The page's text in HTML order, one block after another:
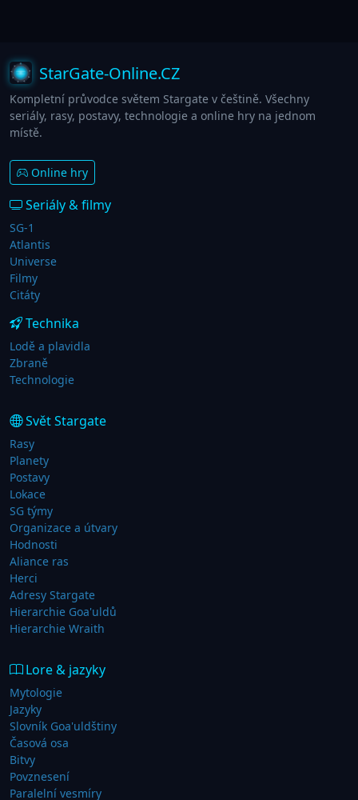
StarGate-Online.CZ
Kompletní průvodce světem Stargate v češtině. Všechny
seriály, rasy, postavy, technologie a online hry na jednom
místě.
Online hry
Seriály & filmy
SG-1
Atlantis
Universe
Filmy
Citáty
Technika
Lodě a plavidla
Zbraně
Technologie
Svět Stargate
Rasy
Planety
Postavy
Lokace
SG týmy
Organizace a útvary
Hodnosti
Aliance ras
Herci
Adresy Stargate
Hierarchie Goa'uldů
Hierarchie Wraith
Lore & jazyky
Mytologie
Jazyky
Slovník Goa'uldštiny
Časová osa
Bitvy
Povznesení
Paralelní vesmíry